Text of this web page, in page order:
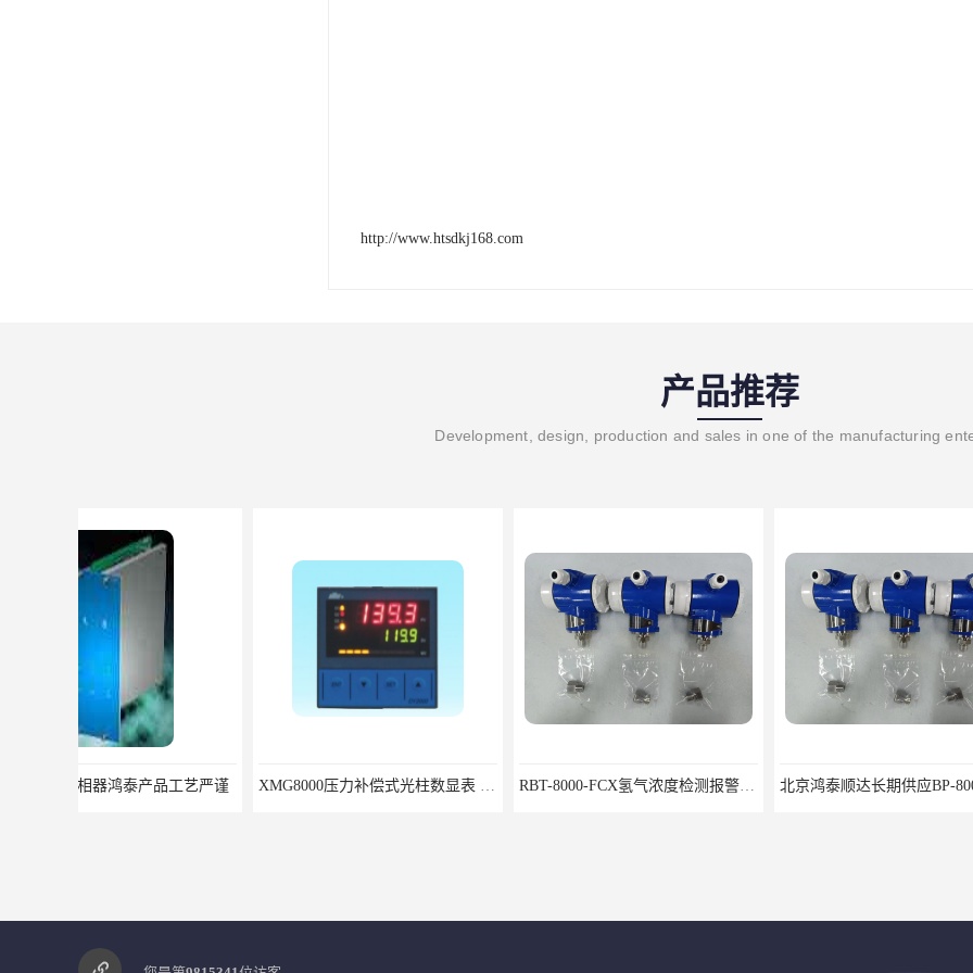
http://www.htsdkj168.com
产品推荐
Development, design, production and sales in one of the manufacturing
XMG8000压力补偿式光柱数显表 XMG82666优选北京鸿泰顺达科技 RBT-8000-FCX氢气浓度检测报警器北京地区供应商 北京鸿泰顺达长期供应BP-8000缆式液位计，0-5米现场显示；BP-8000缆式液位计，0-5米现场显示询价电话